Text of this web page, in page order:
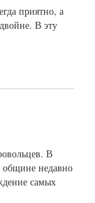
приятно, а
В эту
В
общине недавно
самых